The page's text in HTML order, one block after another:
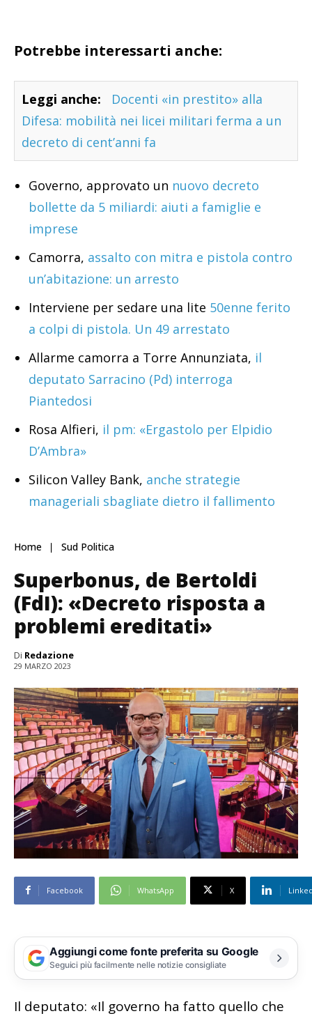
Potrebbe interessarti anche:
Leggi anche:
Docenti «in prestito» alla
Difesa: mobilità nei licei militari ferma a un
decreto di cent’anni fa
Governo, approvato un nuovo decreto
bollette da 5 miliardi: aiuti a famiglie e
imprese
Camorra, assalto con mitra e pistola contro
un’abitazione: un arresto
Interviene per sedare una lite 50enne ferito
a colpi di pistola. Un 49 arrestato
Allarme camorra a Torre Annunziata, il
deputato Sarracino (Pd) interroga
Piantedosi
Rosa Alfieri, il pm: «Ergastolo per Elpidio
D’Ambra»
Silicon Valley Bank, anche strategie
manageriali sbagliate dietro il fallimento
Home Sud Politica
Superbonus, de Bertoldi
(FdI): «Decreto risposta a
problemi ereditati»
Di Redazione
29 MARZO 2023
Facebook WhatsApp X
Aggiungi come fonte preferita su Google
Seguici più facilmente nelle notizie consigliate
Il deputato: «Il governo ha fatto quello che